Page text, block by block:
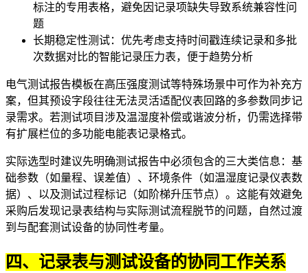
标注的专用表格，避免因记录项缺失导致系统兼容性问
题
长期稳定性测试：优先考虑支持时间戳连续记录和多批
次数据对比的智能记录压力表，便于趋势分析
电气测试报告模板在高压强度测试等特殊场景中可作为补充方
案，但其预设字段往往无法灵活适配仪表回路的多参数同步记
录需求。若测试项目涉及温湿度补偿或谐波分析，仍需选择带
有扩展栏位的多功能电能表记录格式。
实际选型时建议先明确测试报告中必须包含的三大类信息：基
础参数（如量程、误差值）、环境条件（如温湿度记录仪表数
据）、以及测试过程标记（如阶梯升压节点）。这能有效避免
采购后发现记录表结构与实际测试流程脱节的问题，自然过渡
到与配套测试设备的协同性考量。
四、记录表与测试设备的协同工作关系